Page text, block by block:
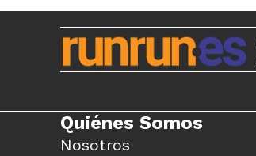
Quiénes Somos
Nosotros